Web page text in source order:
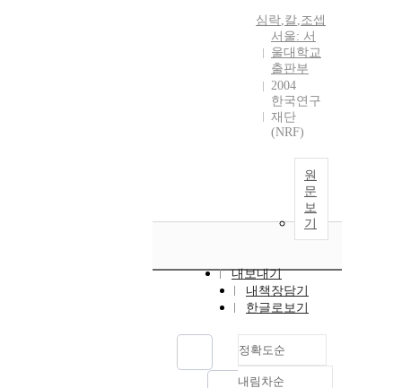
심락,칼,조셉
서울: 서
울대학교
출판부
2004
한국연구
재단
(NRF)
원
문
보
기
내보내기
내책장담기
한글로보기
정확도순
내림차순